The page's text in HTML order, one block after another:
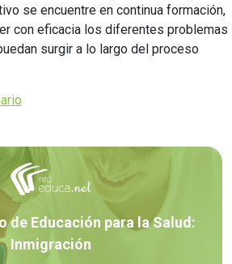
se encuentre en continua formación,
con eficacia los diferentes problemas
surgir a lo largo del proceso
de Educación para la Salud:
Inmigración